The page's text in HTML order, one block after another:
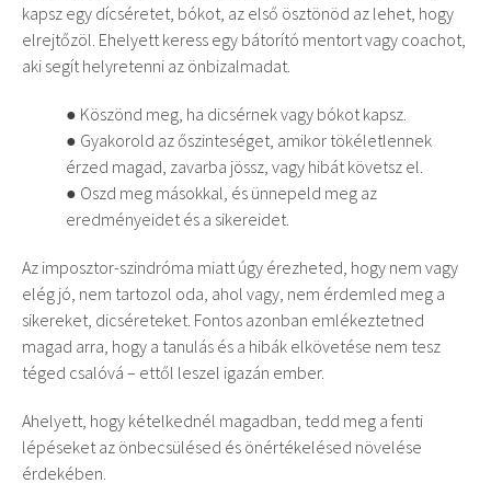
kapsz egy dícséretet, bókot, az első ösztönöd az lehet, hogy
elrejtőzöl. Ehelyett keress egy bátorító mentort vagy coachot,
aki segít helyretenni az önbizalmadat.
● Köszönd meg, ha dicsérnek vagy bókot kapsz.
● Gyakorold az őszinteséget, amikor tökéletlennek
érzed magad, zavarba jössz, vagy hibát követsz el.
● Oszd meg másokkal, és ünnepeld meg az
eredményeidet és a sikereidet.
Az imposztor-szindróma miatt úgy érezheted, hogy nem vagy
elég jó, nem tartozol oda, ahol vagy, nem érdemled meg a
sikereket, dicséreteket. Fontos azonban emlékeztetned
magad arra, hogy a tanulás és a hibák elkövetése nem tesz
téged csalóvá – ettől leszel igazán ember.
Ahelyett, hogy kételkednél magadban, tedd meg a fenti
lépéseket az önbecsülésed és önértékelésed növelése
érdekében.